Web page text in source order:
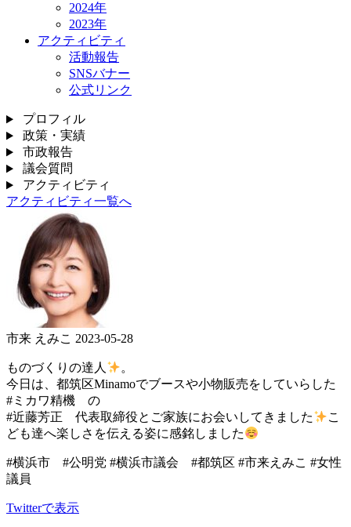
2024年
2023年
アクティビティ
活動報告
SNSバナー
公式リンク
プロフィル
政策・実績
市政報告
議会質問
アクティビティ
アクティビティ一覧へ
市来 えみこ 2023-05-28
ものづくりの達人
。
今日は、都筑区Minamoでブースや小物販売をしていらした
#ミカワ精機 の
#近藤芳正 代表取締役とご家族にお会いしてきました
こ
ども達へ楽しさを伝える姿に感銘しました
#横浜市 #公明党 #横浜市議会 #都筑区 #市来えみこ #女性
議員
Twitterで表示